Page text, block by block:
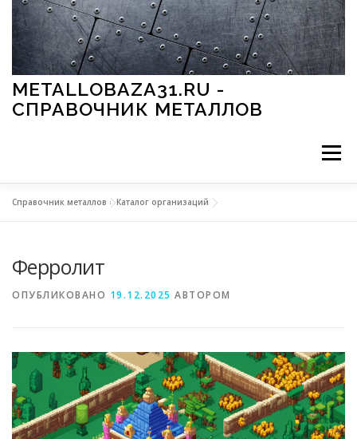
Перейти к содержимому
METALLOBAZA31.RU -
СПРАВОЧНИК МЕТАЛЛОВ
Меню
МЕТАЛЛЫ И ОКРУЖАЮЩАЯ СРЕДА
СВОЙСТВА МЕТАЛЛОВ СОРТА МЕТАЛЛОВ
Справочник металлов »Каталог организаций
Ферролит
ОПУБЛИКОВАНО 19.12.2025 АВТОРОМ